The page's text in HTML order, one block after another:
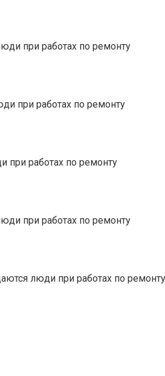
при работах по ремонту
при работах по ремонту
при работах по ремонту
при работах по ремонту
люди при работах по ремонту